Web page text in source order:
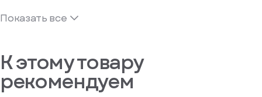
Показать все
К этому товару
рекомендуем